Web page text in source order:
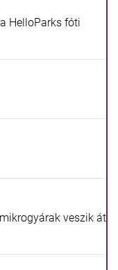
HelloParks fóti
veszik át